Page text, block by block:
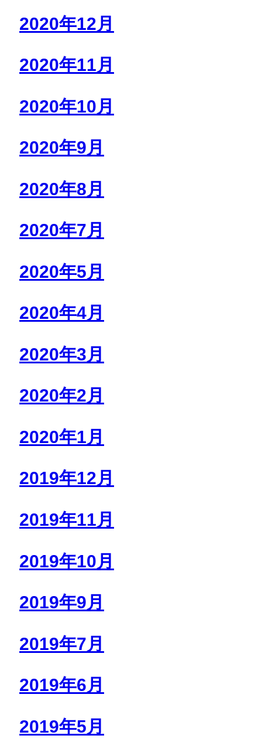
2020年12月
2020年11月
2020年10月
2020年9月
2020年8月
2020年7月
2020年5月
2020年4月
2020年3月
2020年2月
2020年1月
2019年12月
2019年11月
2019年10月
2019年9月
2019年7月
2019年6月
2019年5月